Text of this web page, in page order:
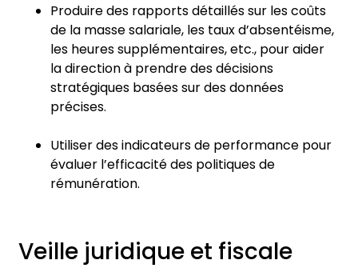
Produire des rapports détaillés sur les coûts
de la masse salariale, les taux d’absentéisme,
les heures supplémentaires, etc., pour aider
la direction à prendre des décisions
stratégiques basées sur des données
précises.
Utiliser des indicateurs de performance pour
évaluer l’efficacité des politiques de
rémunération.
Veille juridique et fiscale